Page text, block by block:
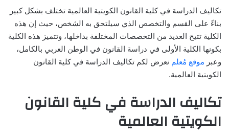
تكاليف الدراسة في كلية القانون الكويتية العالمية تختلف بشكل كبير
بناءً على القسم والتخصص الذي سيلتحق به الشخص، حيث إن هذه
الكلية تتيح العديد من التخصصات المختلفة بداخلها، وتتميز هذه الكلية
بكونها الكلية الأولى في دراسة القانون في الوطن العربي بالكامل،
وعبر موقع مُعلم نعرض لكم تكاليف الدراسة في كلية القانون
الكويتية العالمية.
تكاليف الدراسة في كلية القانون
الكويتية العالمية